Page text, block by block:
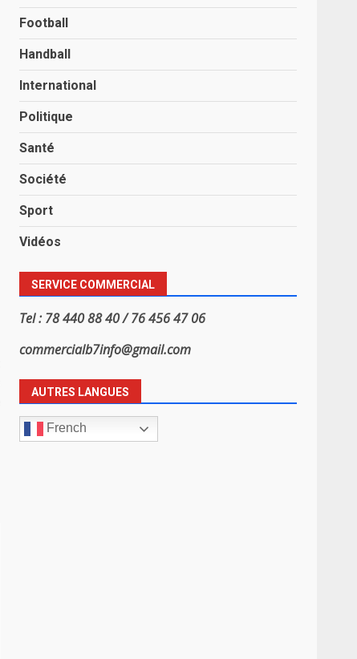
Football
Handball
International
Politique
Santé
Société
Sport
Vidéos
SERVICE COMMERCIAL
Tel : 78 440 88 40 / 76 456 47 06
commercialb7info@gmail.com
AUTRES LANGUES
French